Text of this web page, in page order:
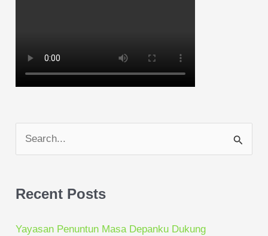
c
Recent Posts
Yayasan Penuntun Masa Depanku Dukung